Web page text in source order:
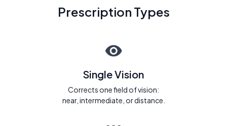
Prescription Types
Single Vision
Corrects one field of vision:
near, intermediate, or distance.